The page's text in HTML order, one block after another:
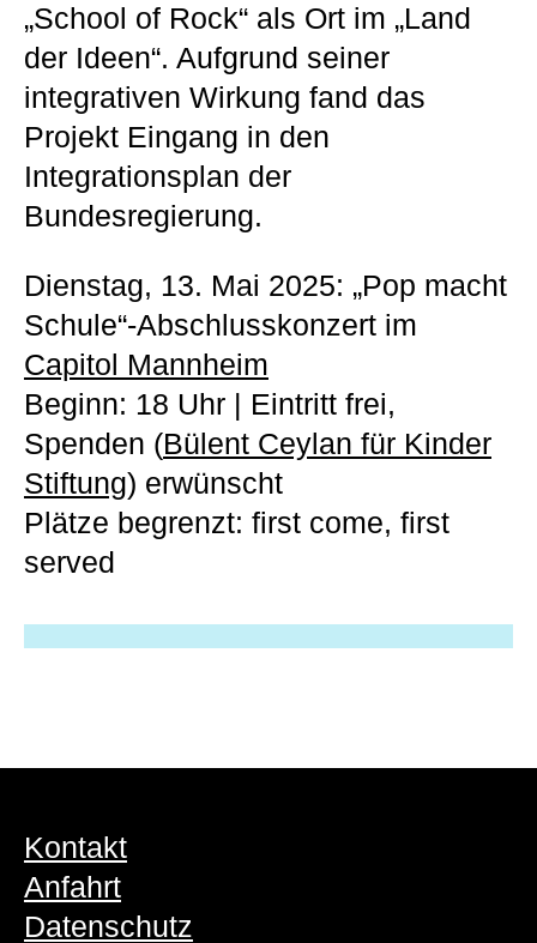
„School of Rock“ als Ort im „Land
der Ideen“. Aufgrund seiner
integrativen Wirkung fand das
Projekt Eingang in den
Integrationsplan der
Bundesregierung.
Dienstag, 13. Mai 2025: „Pop macht
Schule“-Abschlusskonzert im
Capitol Mannheim
Beginn: 18 Uhr | Eintritt frei,
Spenden (Bülent Ceylan für Kinder
Stiftung) erwünscht
Plätze begrenzt: first come, first
served
Kontakt
Anfahrt
Datenschutz